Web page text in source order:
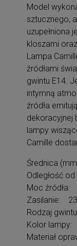
Model
sztucznego,
uzupełniona
kloszami
Lampa
źródłami
gwintu E14.
intymną
źródła
dekoracyjnej
lampy
Camille
Średnica
Odległość
Moc źródła:
Zasilanie:
Rodzaj
Kolor lampy:
Materiał